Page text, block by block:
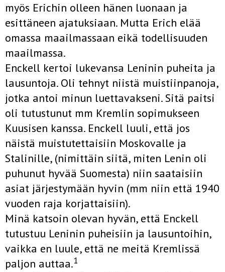
myös Erichin olleen hänen luonaan ja
esittäneen ajatuksiaan. Mutta Erich elää
omassa maailmassaan eikä todellisuuden
maailmassa.
Enckell kertoi lukevansa Leninin puheita ja
lausuntoja. Oli tehnyt niistä muistiinpanoja,
jotka antoi minun luettavakseni. Sitä paitsi
oli tutustunut mm Kremlin sopimukseen
Kuusisen kanssa. Enckell luuli, että jos
näistä muistutettaisiin Moskovalle ja
Stalinille, (nimittäin siitä, miten Lenin oli
puhunut hyvää Suomesta) niin saataisiin
asiat järjestymään hyvin (mm niin että 1940
vuoden raja korjattaisiin).
Minä katsoin olevan hyvän, että Enckell
tutustuu Leninin puheisiin ja lausuntoihin,
vaikka en luule, että ne meitä Kremlissä
paljon auttaa.1